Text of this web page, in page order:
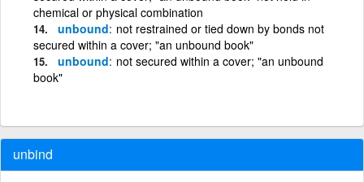
chemical or physical combination
unbound not restrained or tied down by bonds not
secured within a cover; "an unbound book"
unbound not secured within a cover; "an unbound
book"
unbind